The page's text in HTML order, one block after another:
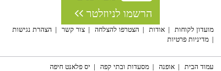
הרשמו לניוזלטר
מועדון לקוחות אודות הצטרפו להצלחה צור קשר
הצהרת נגישות
מדיניות פרטיות
עמוד הבית אופנה מסעדות ובתי קפה
יס פלאנט חיפה